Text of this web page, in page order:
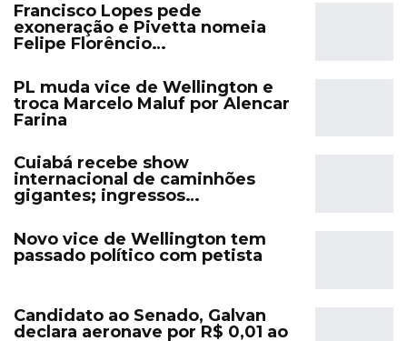
Francisco Lopes pede
exoneração e Pivetta nomeia
Felipe Florêncio…
PL muda vice de Wellington e
troca Marcelo Maluf por Alencar
Farina
Cuiabá recebe show
internacional de caminhões
gigantes; ingressos…
Novo vice de Wellington tem
passado político com petista
Candidato ao Senado, Galvan
declara aeronave por R$ 0,01 ao